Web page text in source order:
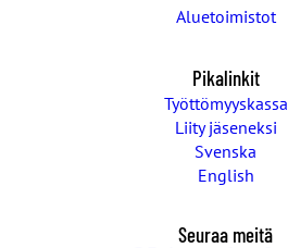
Aluetoimistot
Pikalinkit
Työttömyyskassa
Liity jäseneksi
Svenska
English
Seuraa meitä